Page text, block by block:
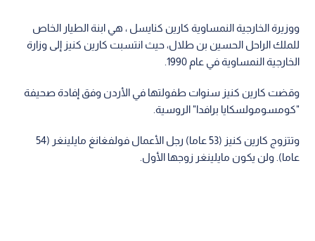
ووزيرة الخارجية النمساوية كارين كنايسل ، هي ابنة الطيار الخاص
للملك الراحل الحسين بن طلال، حيث انتسبت كارين كنيز إلى وزارة
الخارجية النمساوية في عام 1990.
وقضت كارين كنيز سنوات طفولتها في الأردن وفق إفادة صحيفة
"كومسومولسكايا برافدا" الروسية.
وتتزوج كارين كنيز (53 عاما) رجل الأعمال فولفغانغ مايلينغر (54
عاما). ولن يكون مايلينغر زوجها الأول.